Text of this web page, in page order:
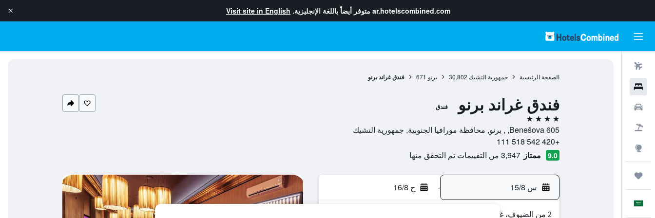
ar.hotelscombined.com متوفر أيضاً باللغة الإنجليزية. Visit site in English
الصفحة الرئيسية جمهورية التشيك 30,802 برنو 671 فندق غراند برنو
فندق غراند برنو فندق
4 نجوم
Benešova 605, , برنو, محافظة مورافيا الجنوبية, جمهورية التشيك
+420 542 518 111
9.0 ممتاز 3,947 من التقييمات تم التحقق منها
س 15/8 - ح 16/8
2 من الضيوف، غرفة واحدة